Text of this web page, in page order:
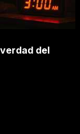
del